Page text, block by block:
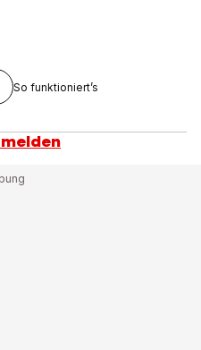
So funktioniert’s